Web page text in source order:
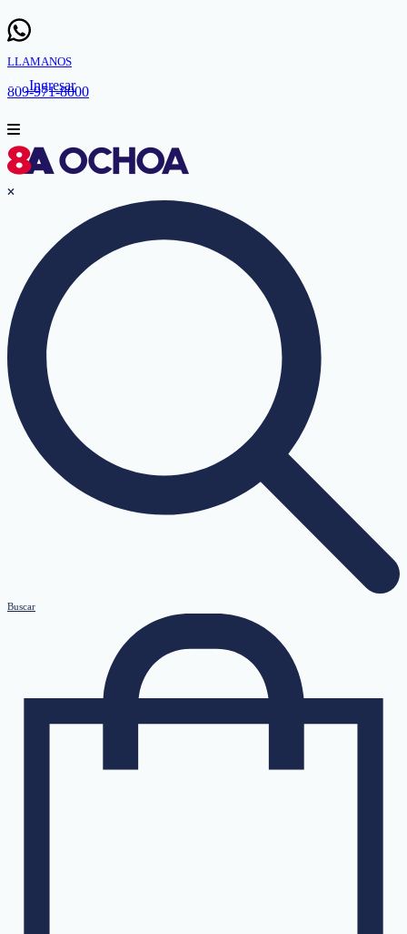
LLAMANOS
809-971-8000
Ingresar
Buscar